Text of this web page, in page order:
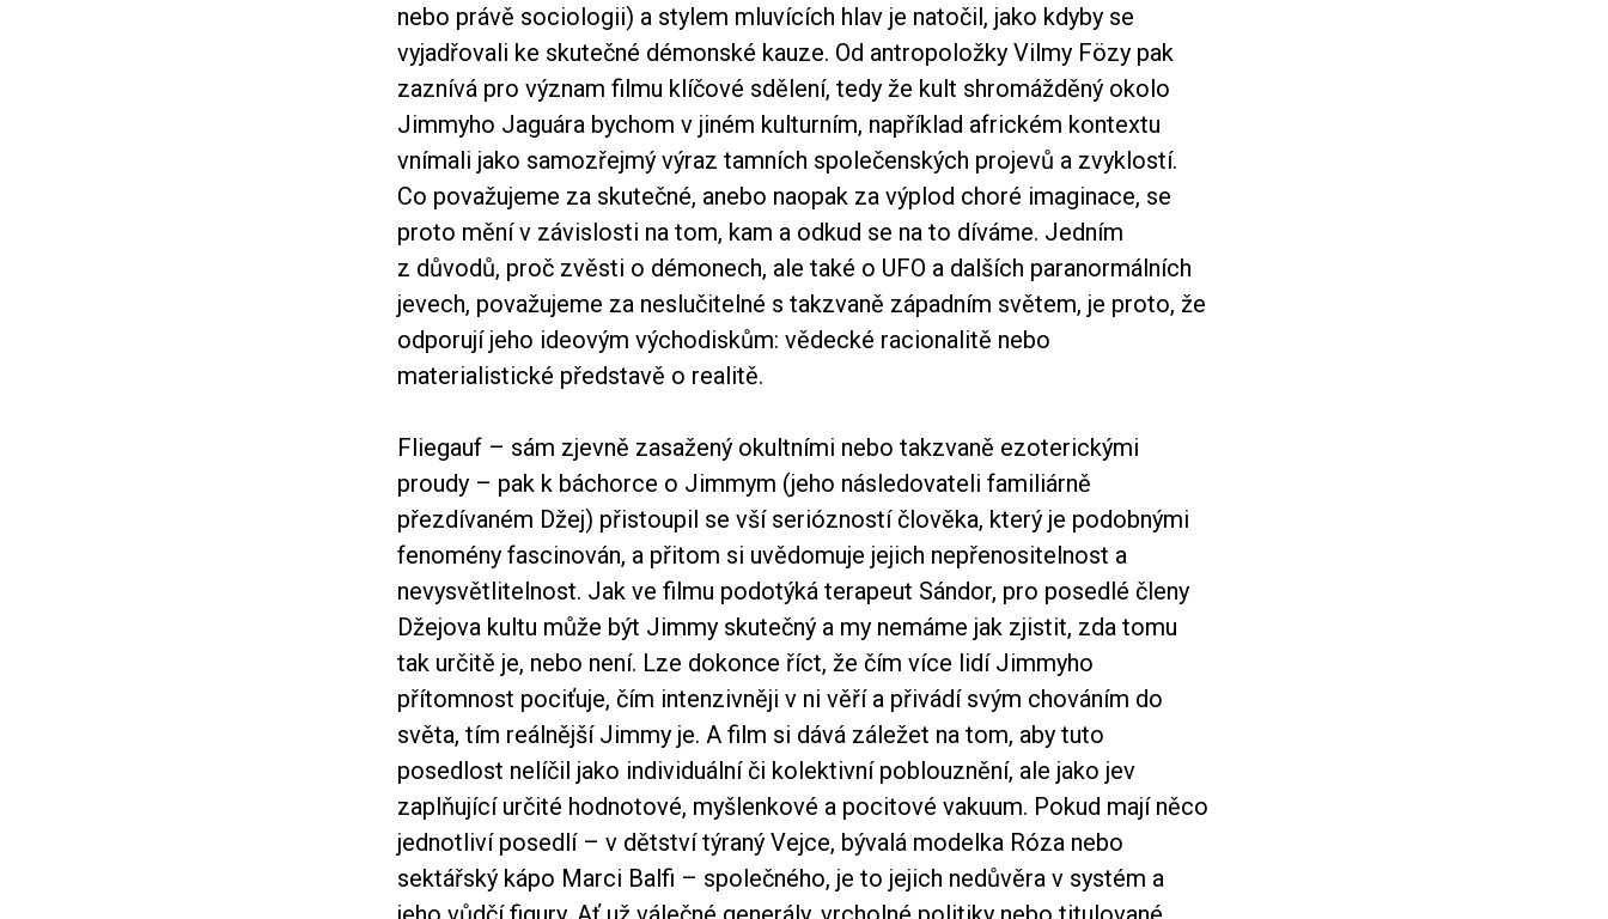
nebo právě sociologii) a stylem mluvících hlav je natočil, jako kdyby se
vyjadřovali ke skutečné démonské kauze. Od antropoložky Vilmy Fözy pak
zaznívá pro význam filmu klíčové sdělení, tedy že kult shromážděný okolo
Jimmyho Jaguára bychom v jiném kulturním, například africkém kontextu
vnímali jako samozřejmý výraz tamních společenských projevů a zvyklostí.
Co považujeme za skutečné, anebo naopak za výplod choré imaginace, se
proto mění v závislosti na tom, kam a odkud se na to díváme. Jedním
z důvodů, proč zvěsti o démonech, ale také o UFO a dalších paranormálních
jevech, považujeme za neslučitelné s takzvaně západním světem, je proto, že
odporují jeho ideovým východiskům: vědecké racionalitě nebo
materialistické představě o realitě.
Fliegauf – sám zjevně zasažený okultními nebo takzvaně ezoterickými
proudy – pak k báchorce o Jimmym (jeho následovateli familiárně
přezdívaném Džej) přistoupil se vší seriózností člověka, který je podobnými
fenomény fascinován, a přitom si uvědomuje jejich nepřenositelnost a
nevysvětlitelnost. Jak ve filmu podotýká terapeut Sándor, pro posedlé členy
Džejova kultu může být Jimmy skutečný a my nemáme jak zjistit, zda tomu
tak určitě je, nebo není. Lze dokonce říct, že čím více lidí Jimmyho
přítomnost pociťuje, čím intenzivněji v ni věří a přivádí svým chováním do
světa, tím reálnější Jimmy je. A film si dává záležet na tom, aby tuto
posedlost nelíčil jako individuální či kolektivní poblouznění, ale jako jev
zaplňující určité hodnotové, myšlenkové a pocitové vakuum. Pokud mají něco
jednotliví posedlí – v dětství týraný Vejce, bývalá modelka Róza nebo
sektářský kápo Marci Balfi – společného, je to jejich nedůvěra v systém a